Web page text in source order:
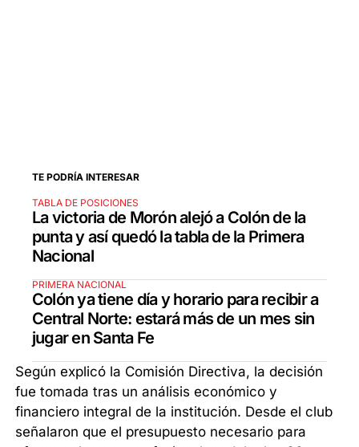
TE PODRÍA INTERESAR
TABLA DE POSICIONES
La victoria de Morón alejó a Colón de la
punta y así quedó la tabla de la Primera
Nacional
PRIMERA NACIONAL
Colón ya tiene día y horario para recibir a
Central Norte: estará más de un mes sin
jugar en Santa Fe
Según explicó la Comisión Directiva, la decisión
fue tomada tras un análisis económico y
financiero integral de la institución. Desde el club
señalaron que el presupuesto necesario para